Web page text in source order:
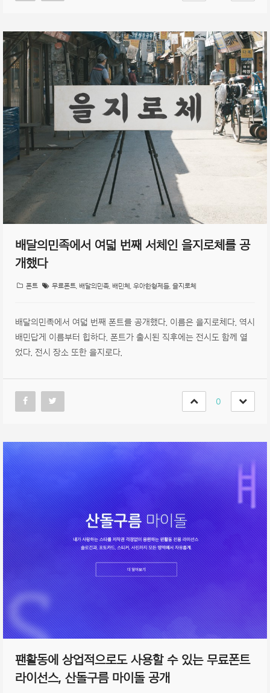
배달의민족에서 여덟 번째 서체인 을지로체를 공
개했다
폰트 무료폰트 배달의민족 배민체 우아한형제들 을지로체
배달의민족에서 여덟 번째 폰트를 공개했다. 이름은 을지로체다. 역시
배민답게 이름부터 힙하다. 폰트가 출시된 직후에는 전시도 함께 열
었다. 전시 장소 또한 을지로다.
0
팬활동에 상업적으로도 사용할 수 있는 무료폰트
라이선스, 산돌구름 마이돌 공개